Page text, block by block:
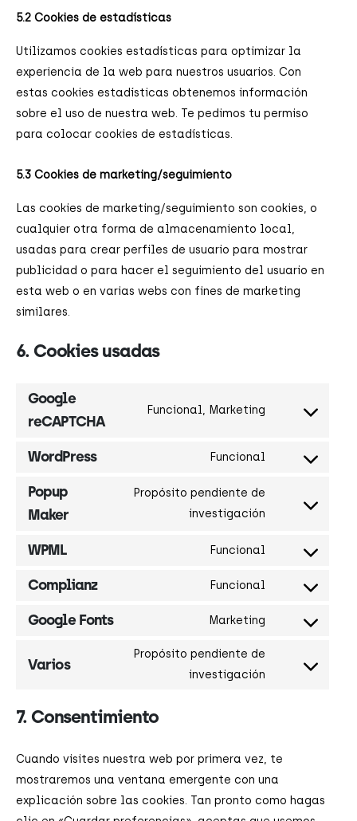
5.2 Cookies de estadísticas
Utilizamos cookies estadísticas para optimizar la
experiencia de la web para nuestros usuarios. Con
estas cookies estadísticas obtenemos información
sobre el uso de nuestra web. Te pedimos tu permiso
para colocar cookies de estadísticas.
5.3 Cookies de marketing/seguimiento
Las cookies de marketing/seguimiento son cookies, o
cualquier otra forma de almacenamiento local,
usadas para crear perfiles de usuario para mostrar
publicidad o para hacer el seguimiento del usuario en
esta web o en varias webs con fines de marketing
similares.
6. Cookies usadas
Google
reCAPTCHA
Funcional, Marketing
WordPress Funcional
Popup
Maker
Propósito pendiente de
investigación
WPML Funcional
Complianz Funcional
Google Fonts Marketing
Varios
Propósito pendiente de
investigación
7. Consentimiento
Cuando visites nuestra web por primera vez, te
mostraremos una ventana emergente con una
explicación sobre las cookies. Tan pronto como hagas